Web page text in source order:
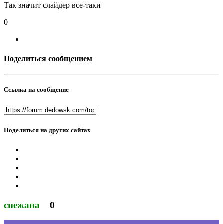
Так значит слайдер все-таки
0
Поделиться сообщением
Ссылка на сообщение
Поделиться на других сайтах
снежана 0